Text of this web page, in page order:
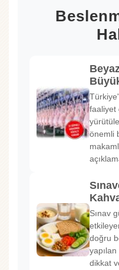
faaliyet
önemli
Sınav
doğru
dikkat